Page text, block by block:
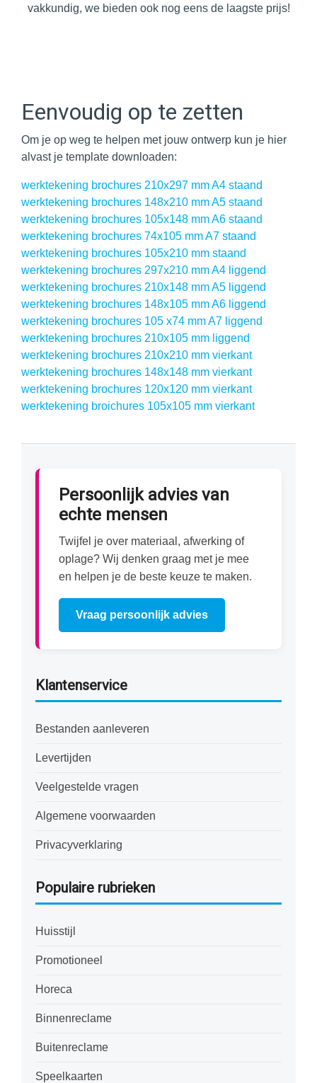
vakkundig, we bieden ook nog eens de laagste prijs!
Eenvoudig op te zetten
Om je op weg te helpen met jouw ontwerp kun je hier
alvast je template downloaden:
werktekening brochures 210x297 mm A4 staand
werktekening brochures 148x210 mm A5 staand
werktekening brochures 105x148 mm A6 staand
werktekening brochures 74x105 mm A7 staand
werktekening brochures 105x210 mm staand
werktekening brochures 297x210 mm A4 liggend
werktekening brochures 210x148 mm A5 liggend
werktekening brochures 148x105 mm A6 liggend
werktekening brochures 105 x74 mm A7 liggend
werktekening brochures 210x105 mm liggend
werktekening brochures 210x210 mm vierkant
werktekening brochures 148x148 mm vierkant
werktekening brochures 120x120 mm vierkant
werktekening broichures 105x105 mm vierkant
Persoonlijk advies van
echte mensen
Twijfel je over materiaal, afwerking of
oplage? Wij denken graag met je mee
en helpen je de beste keuze te maken.
Vraag persoonlijk advies
Klantenservice
Bestanden aanleveren
Levertijden
Veelgestelde vragen
Algemene voorwaarden
Privacyverklaring
Populaire rubrieken
Huisstijl
Promotioneel
Horeca
Binnenreclame
Buitenreclame
Speelkaarten